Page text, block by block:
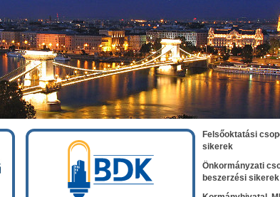
Felsőoktatási
sikerek
Önkormányzati
beszerzési sikerek